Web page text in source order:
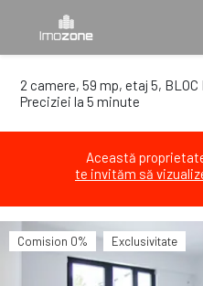
2 camere, 59 mp, etaj 5, BLOC
Preciziei la 5 minute
Această
te invităm să
Comision 0% Exclusivitate